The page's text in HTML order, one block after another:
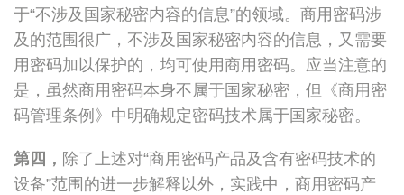
于“不涉及国家秘密内容的信息”的领域。商用密码涉
及的范围很广，不涉及国家秘密内容的信息，又需要
用密码加以保护的，均可使用商用密码。应当注意的
是，虽然商用密码本身不属于国家秘密，但《商用密
码管理条例》中明确规定密码技术属于国家秘密。
第四， 除了上述对“商用密码产品及含有密码技术的
设备”范围的进一步解释以外，实践中，商用密码产